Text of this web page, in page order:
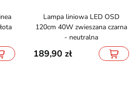
Lampa liniowa LED OSD
120cm 40W zwieszana czarna
- neutralna
189,90